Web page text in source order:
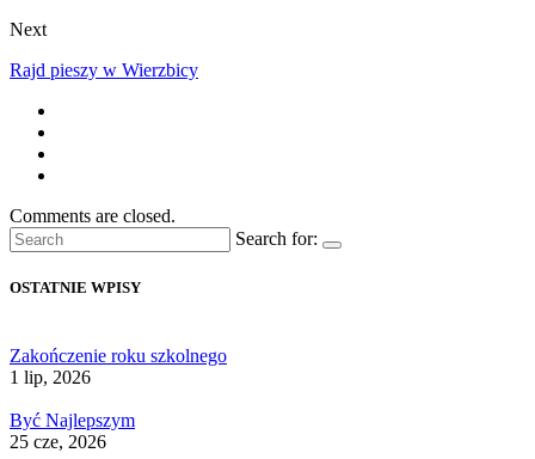
Next
Rajd pieszy w Wierzbicy
Comments are closed.
Search for:
OSTATNIE WPISY
Zakończenie roku szkolnego
1 lip, 2026
Być Najlepszym
25 cze, 2026